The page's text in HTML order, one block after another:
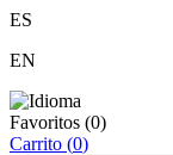
ES
EN
Favoritos (0)
Carrito (0)